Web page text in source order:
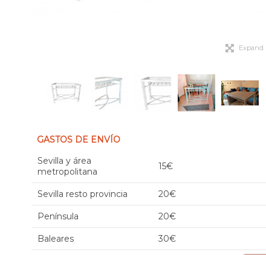
Expand
GASTOS DE ENVÍO
Sevilla y área
metropolitana
15€
Sevilla resto provincia 20€
Península 20€
Baleares 30€